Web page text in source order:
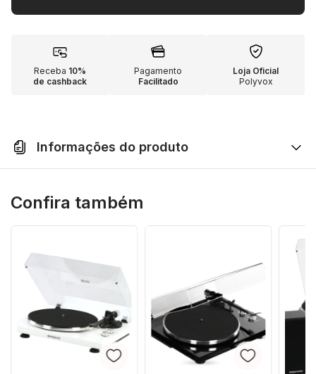
Receba 10%
de cashback
Pagamento
Facilitado
Loja Oficial
Polyvox
Informações do produto
Combo Toca-Discos Polyvox
+ Caixa de Som XBS-400 –
Som com Fidelidade e Estilo
Confira também